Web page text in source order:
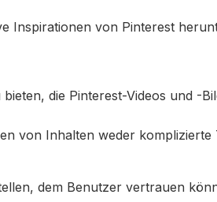
Inspirationen von Pinterest
die Pinterest-Videos und -
von Inhalten weder komplizierte
dem Benutzer vertrauen